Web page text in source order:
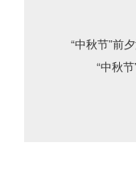
“中秋节”前夕
“中秋节”前